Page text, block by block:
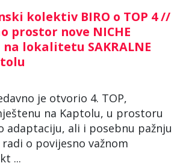
kolektiv BIRO o TOP 4 //
prostor nove NICHE
na lokalitetu SAKRALNE
je otvorio 4. TOP,
na Kaptolu, u prostoru
adaptaciju, ali i posebnu pažnju
o povijesno važnom
...